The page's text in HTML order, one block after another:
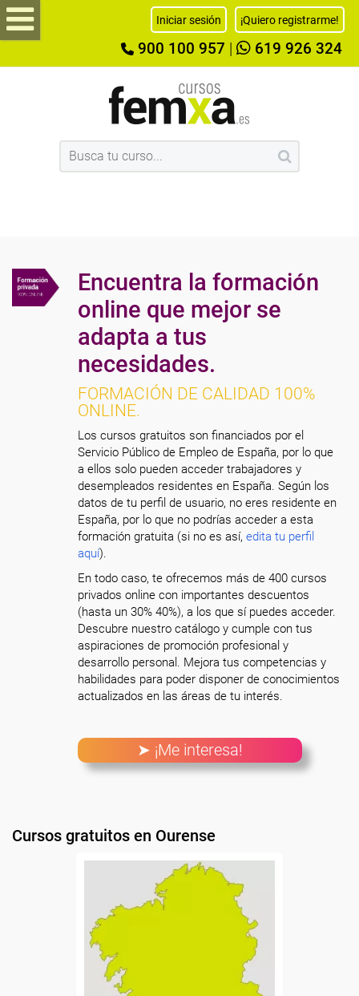
Iniciar sesión ¡Quiero registrarme!
900 100 957 619 926 324
Encuentra la formación
online que mejor se
adapta a tus
necesidades.
FORMACIÓN DE CALIDAD 100%
ONLINE.
Los cursos gratuitos son financiados por el
Servicio Público de Empleo de España, por lo que
a ellos solo pueden acceder trabajadores y
desempleados residentes en España. Según los
datos de tu perfil de usuario, no eres residente en
España, por lo que no podrías acceder a esta
formación gratuita (si no es así,edita tu perfil
aquí).
En todo caso, te ofrecemos más de 400 cursos
privados online con importantes descuentos
(hasta un 30% 40%), a los que sí puedes acceder.
Descubre nuestro catálogo y cumple con tus
aspiraciones de promoción profesional y
desarrollo personal. Mejora tus competencias y
habilidades para poder disponer de conocimientos
actualizados en las áreas de tu interés.
➤ ¡Me interesa!
Cursos gratuitos en Ourense